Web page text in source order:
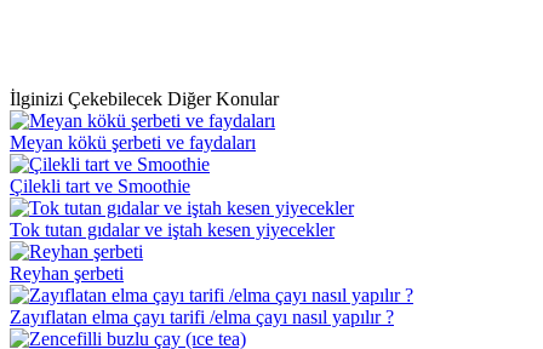
İlginizi Çekebilecek Diğer Konular
Meyan kökü şerbeti ve faydaları
Çilekli tart ve Smoothie
Tok tutan gıdalar ve iştah kesen yiyecekler
Reyhan şerbeti
Zayıflatan elma çayı tarifi /elma çayı nasıl yapılır ?